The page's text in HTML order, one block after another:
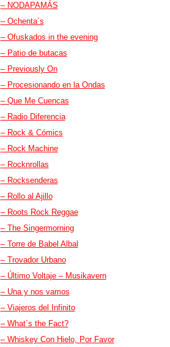
– NODAPAMÁS
– Ochenta´s
– Ofuskados in the evening
– Patio de butacas
– Previously On
– Procesionando en la Ondas
– Que Me Cuencas
– Radio Diferencia
– Rock & Cómics
– Rock Machine
– Rocknrollas
– Rocksenderas
– Rollo al Ajillo
– Roots Rock Reggae
– The Singermorning
– Torre de Babel Albal
– Trovador Urbano
– Último Voltaje – Musikavern
– Una y nos vamos
– Viajeros del Infinito
– What´s the Fact?
– Whiskey Con Hielo, Por Favor